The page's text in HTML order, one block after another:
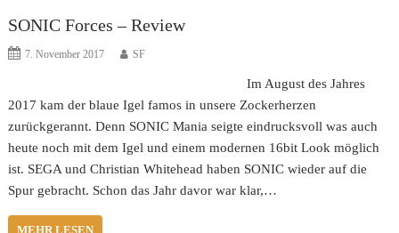
SONIC Forces – Review
7. November 2017 SF
Im August des Jahres
2017 kam der blaue Igel famos in unsere Zockerherzen
zurückgerannt. Denn SONIC Mania seigte eindrucksvoll was auch
heute noch mit dem Igel und einem modernen 16bit Look möglich
ist. SEGA und Christian Whitehead haben SONIC wieder auf die
Spur gebracht. Schon das Jahr davor war klar,…
MEHR LESEN